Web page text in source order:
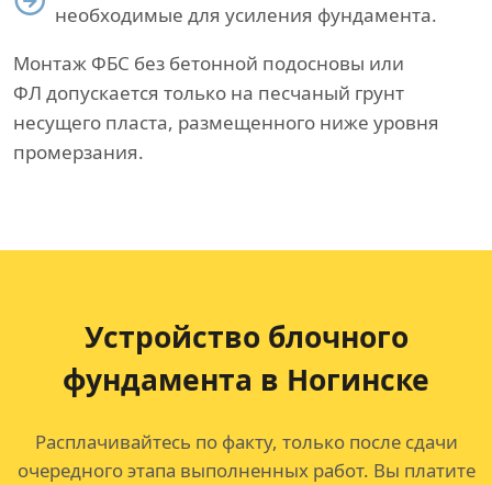
необходимые для усиления фундамента.
Монтаж ФБС без бетонной подосновы или
ФЛ допускается только на песчаный грунт
несущего пласта, размещенного ниже уровня
промерзания.
Устройство блочного
фундамента в Ногинске
Расплачивайтесь по факту, только после сдачи
очередного этапа выполненных работ. Вы платите